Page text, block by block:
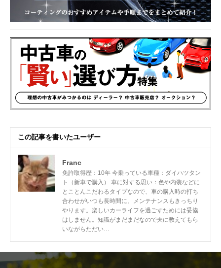
この記事を書いたユーザー
Franc
免許取得歴：10年 今乗っている車種：ダイハツタン
ト（新車で購入） 車に対する思い：色や内装などに
とことんこだわるタイプなので、車の購入時の打ち
合わせがいつも長時間に。メンテナンスもきっちり
やります。楽しいカーライフを過ごすためには妥協
はしません。知識がまだまだなので夫に教えてもら
いながらただい…